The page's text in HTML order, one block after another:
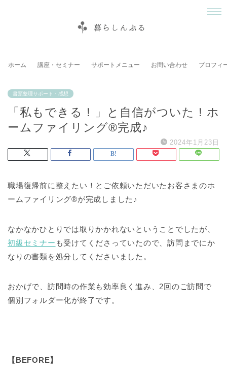
ホーム 講座・セミナー サポートメニュー お問い合わせ プロフィ
書類整理サポート・感想
「私もできる！」と自信がついた！ホ
ームファイリング®完成♪
2024年1月23日
職場復帰前に整えたい！とご依頼いただいたお客さまのホ
ームファイリング®︎が完成しました♪
なかなかひとりでは取りかかれないということでしたが、
初級セミナー も受けてくださっていたので、訪問までにか
なりの書類を処分してくださいました。
おかげで、訪問時の作業も効率良く進み、2回のご訪問で
個別フォルダー化が終了です。
【BEFORE】